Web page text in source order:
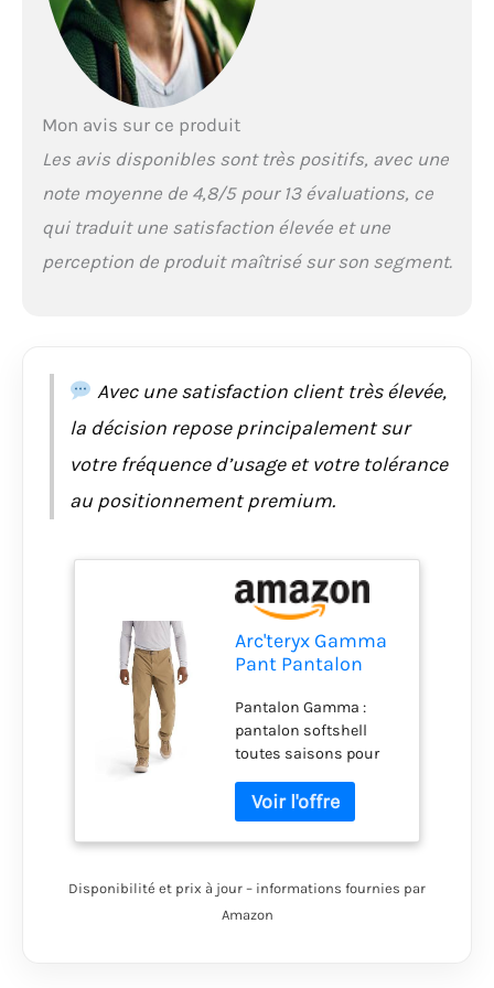
travailleurs dans l'ADN
de nos produits. Multi-
diverses activités et
conditions.
Mon avis sur ce produit
Les avis disponibles sont très positifs, avec une
note moyenne de 4,8/5 pour 13 évaluations, ce
qui traduit une satisfaction élevée et une
perception de produit maîtrisé sur son segment.
Avec une satisfaction client très élevée,
la décision repose principalement sur
votre fréquence d’usage et votre tolérance
au positionnement premium.
Arc'teryx Gamma
Pant Pantalon
saisons pour
l'escalade et plus
encore - Toile,
Taille 32
Pantalon Gamma :
pantalon softshell
toutes saisons pour
encore Softshell :
textile tissé extensible
dans les quatre sens
une résistance
supérieure à
Disponibilité et prix à jour – informations fournies par
Amazon